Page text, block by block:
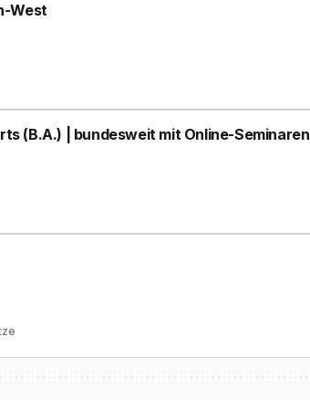
West
(B.A.) | bundesweit mit Online-Seminaren